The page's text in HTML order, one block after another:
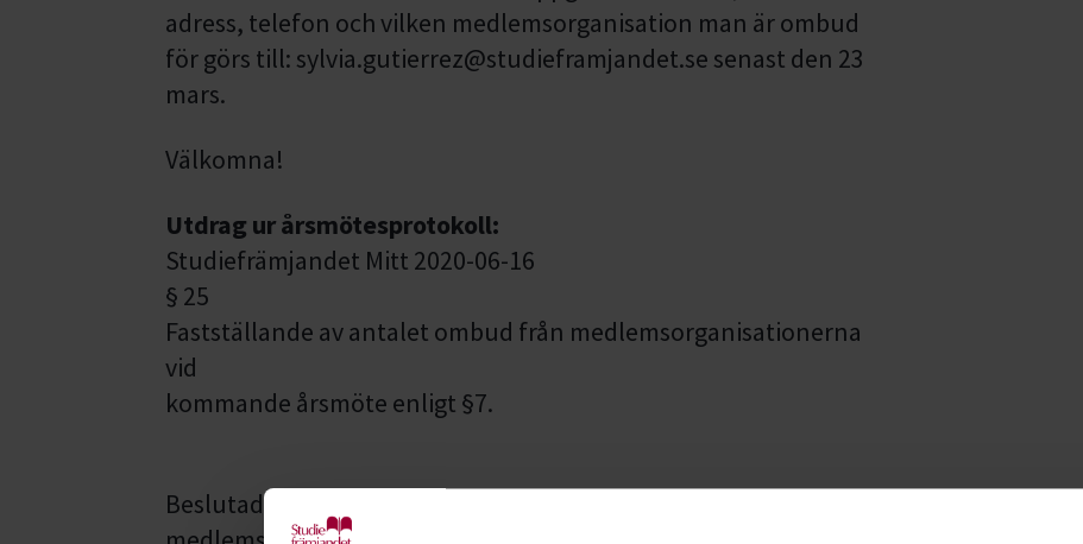
adress, telefon och vilken medlemsorganisation man är ombud
för görs till: sylvia.gutierrez@studieframjandet.se senast den 23
mars.
Välkomna!
Utdrag ur årsmötesprotokoll:
Studiefrämjandet Mitt 2020-06-16
§ 25
Fastställande av antalet ombud från medlemsorganisationerna
vid
kommande årsmöte enligt §7.
Beslutades att fastställa antalet ombud från